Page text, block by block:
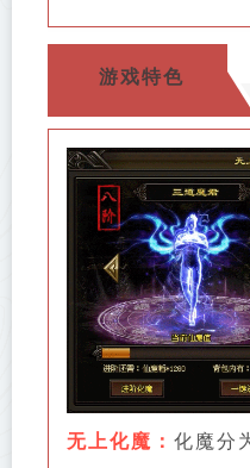
游戏特色
无上化魔： 化魔分